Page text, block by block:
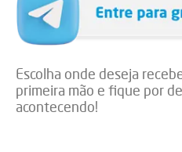
Escolha onde deseja
primeira mão e fique por
acontecendo!